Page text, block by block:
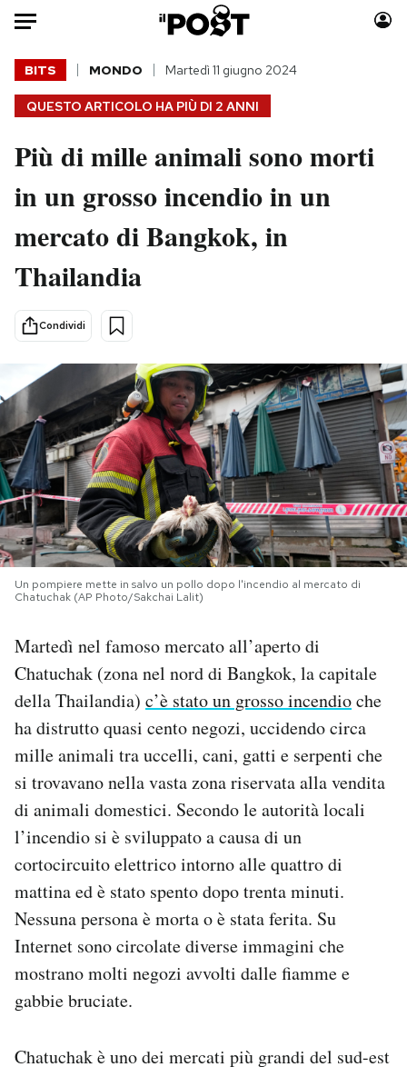
Auto
HOME
Italia
Politica
Tecnologia
Scienza
Cultura
Economia
Sport
Moda
Consumismi
Storie/Idee
Mondiali calcio 2026
PODCAST
NEWSLETTER
I MIEI PREFERITI
CALENDARIO
AREA PERSONALE
Area Personale
Newsletter
Notifiche mobile
Hai bisogno di aiuto?
Esci
QUESTO ARTICOLO HA PIÙ DI 2 ANNI
BITS MONDO Martedì 11 giugno 2024
Più di mille animali sono morti
in un grosso incendio in un
mercato di Bangkok, in
Thailandia
Condividi
Un pompiere mette in salvo un pollo dopo l'incendio al mercato di
Chatuchak (AP Photo/Sakchai Lalit)
Martedì nel famoso mercato all’aperto di
Chatuchak (zona nel nord di Bangkok, la capitale
della Thailandia) c’è stato un grosso incendioche
ha distrutto quasi cento negozi, uccidendo circa
mille animali tra uccelli, cani, gatti e serpenti che
si trovavano nella vasta zona riservata alla vendita
di animali domestici. Secondo le autorità locali
l’incendio si è sviluppato a causa di un
cortocircuito elettrico intorno alle quattro di
mattina ed è stato spento dopo trenta minuti.
Nessuna persona è morta o è stata ferita. Su
Internet sono circolate diverse immagini che
mostrano molti negozi avvolti dalle fiamme e
gabbie bruciate.
Chatuchak è uno dei mercati più grandi del sud-est